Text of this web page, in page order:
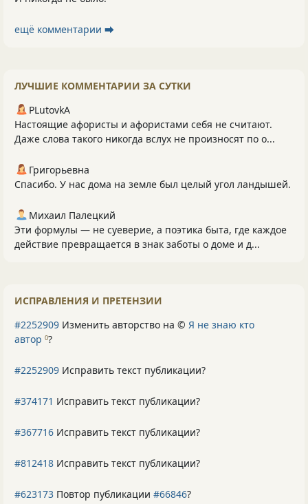
ещё комментарии ⮕
ЛУЧШИЕ КОММЕНТАРИИ ЗА СУТКИ
PLutоvkА
Настоящие афористы и афористами себя не считают.
Даже слова такого никогда вслух не произносят по о...
Григорьевна
Спасибо. У нас дома на земле был целый угол ландышей.
Михаил Палецкий
Эти формулы — не суеверие, а поэтика быта, где каждое
действие превращается в знак заботы о доме и д...
ИСПРАВЛЕНИЯ И ПРЕТЕНЗИИ
#2252909 Изменить авторство на © Я не знаю кто
автор 0?
#2252909 Исправить текст публикации?
#374171 Исправить текст публикации?
#367716 Исправить текст публикации?
#812418 Исправить текст публикации?
#623173 Повтор публикации #66846?